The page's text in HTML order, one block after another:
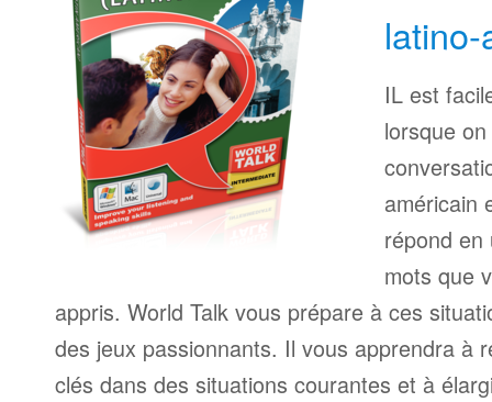
IL est
lorsque
américain
répond en
mots que
appris. World Talk vous prépare à ces
des jeux passionnants. Il vous apprendra à
clés dans des situations courantes et à